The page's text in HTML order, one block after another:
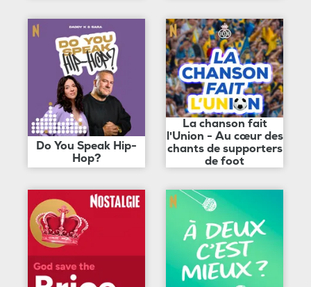
Do You Speak Hip-
Hop?
La chanson fait
l'Union - Au cœur des
chants de supporters
de foot